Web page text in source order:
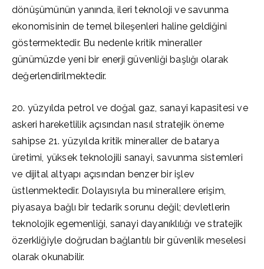
dönüşümünün yanında, ileri teknoloji ve savunma
ekonomisinin de temel bileşenleri haline geldiğini
göstermektedir. Bu nedenle kritik mineraller
günümüzde yeni bir enerji güvenliği başlığı olarak
değerlendirilmektedir.
20. yüzyılda petrol ve doğal gaz, sanayi kapasitesi ve
askeri hareketlilik açısından nasıl stratejik öneme
sahipse 21. yüzyılda kritik mineraller de batarya
üretimi, yüksek teknolojili sanayi, savunma sistemleri
ve dijital altyapı açısından benzer bir işlev
üstlenmektedir. Dolayısıyla bu minerallere erişim,
piyasaya bağlı bir tedarik sorunu değil; devletlerin
teknolojik egemenliği, sanayi dayanıklılığı ve stratejik
özerkliğiyle doğrudan bağlantılı bir güvenlik meselesi
olarak okunabilir.